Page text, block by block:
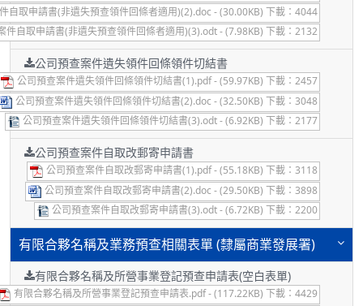
自取申請書(非遺失預查領件回條者適用)(2).doc - (30.00KB) 下載：4044
件自取申請書(非遺失預查領件回條者適用)(3).odt - (7.98KB) 下載：2132
公司預查案件遺失領件回條領件切結書
公司預查案件遺失領件回條領件切結書(1).pdf - (59.97KB) 下載：2457
公司預查案件遺失領件回條領件切結書(2).doc - (32.50KB) 下載：3048
公司預查案件遺失領件回條領件切結書(3).odt - (6.92KB) 下載：2177
公司預查案件自取改郵寄申請書
公司預查案件自取改郵寄申請書(1).pdf - (55.18KB) 下載：3118
公司預查案件自取改郵寄申請書(2).doc - (29.50KB) 下載：3898
公司預查案件自取改郵寄申請書(3).odt - (6.72KB) 下載：2200
有限合夥名稱及業務預查相關表單 (隸屬商業發展署)
有限合夥名稱及所營事業登記預查申請表(空白表單)
有限合夥名稱及所營事業登記預查申請表.pdf - (117.22KB) 下載：4429